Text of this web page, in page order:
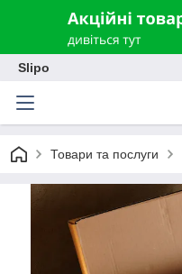
Slipo
Товари та послуги